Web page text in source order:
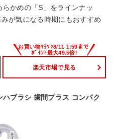
かめの「S」をラインナッ
が気になる時期にもおすすめ
楽天市場で見る
ブラシ 歯間プラス コンパク